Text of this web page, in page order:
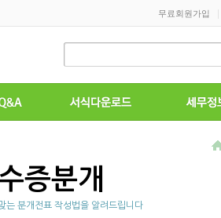
무료회원가입
증분개
는 분개전표 작성법을 알려드립니다